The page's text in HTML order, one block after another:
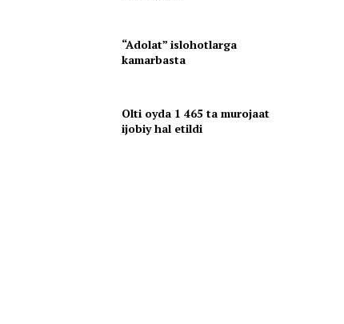
“Adolat” islohotlarga
kamarbasta
Olti oyda 1 465 ta murojaat
ijobiy hal etildi